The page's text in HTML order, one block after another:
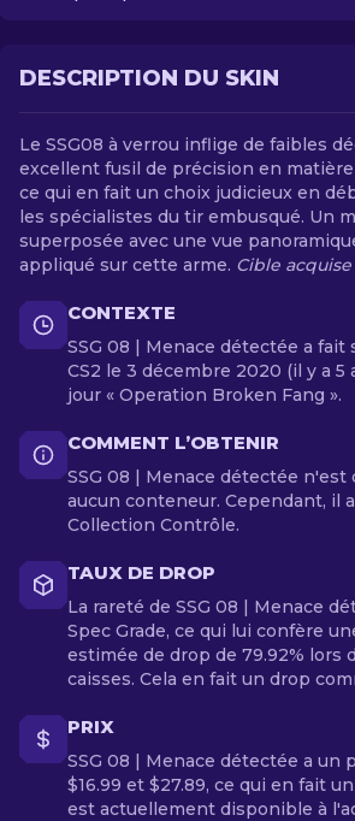
DESCRIPTION DU SKIN
Le SSG08 à verrou inflige de faibles
excellent fusil de précision en
ce qui en fait un choix judicieux en
les spécialistes du tir embusqué. Un
superposée avec une vue
appliqué sur cette arme. Cible acquise
CONTEXTE
SSG 08 | Menace détectée a fait
CS2 le 3 décembre 2020 (il y a 5
jour « Operation Broken Fang ».
COMMENT L’OBTENIR
SSG 08 | Menace détectée n'est
aucun conteneur. Cependant, il
Collection Contrôle.
TAUX DE DROP
La rareté de SSG 08 | Menace
Spec Grade, ce qui lui confère
estimée de drop de 79.92% lors
caisses. Cela en fait un drop
PRIX
SSG 08 | Menace détectée a un
$16.99 et $27.89, ce qui en fait
est actuellement disponible à